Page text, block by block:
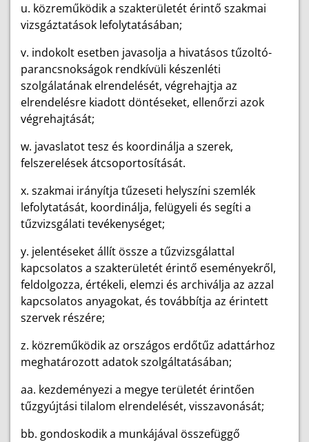
u. közreműködik a szakterületét érintő szakmai
vizsgáztatások lefolytatásában;
v. indokolt esetben javasolja a hivatásos tűzoltó-
parancsnokságok rendkívüli készenléti
szolgálatának elrendelését, végrehajtja az
elrendelésre kiadott döntéseket, ellenőrzi azok
végrehajtását;
w. javaslatot tesz és koordinálja a szerek,
felszerelések átcsoportosítását.
x. szakmai irányítja tűzeseti helyszíni szemlék
lefolytatását, koordinálja, felügyeli és segíti a
tűzvizsgálati tevékenységet;
y. jelentéseket állít össze a tűzvizsgálattal
kapcsolatos a szakterületét érintő eseményekről,
feldolgozza, értékeli, elemzi és archiválja az azzal
kapcsolatos anyagokat, és továbbítja az érintett
szervek részére;
z. közreműködik az országos erdőtűz adattárhoz
meghatározott adatok szolgáltatásában;
aa. kezdeményezi a megye területét érintően
tűzgyújtási tilalom elrendelését, visszavonását;
bb. gondoskodik a munkájával összefüggő